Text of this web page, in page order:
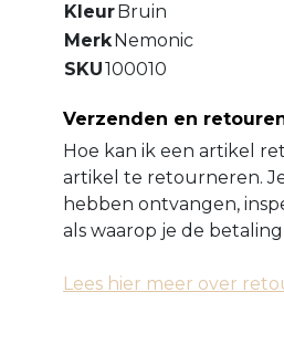
KleurBruin
MerkNemonic
SKU100010
Verzenden en
Hoe kan ik een artikel
artikel te retourneren.
hebben ontvangen,
als waarop je de
Lees hier meer over